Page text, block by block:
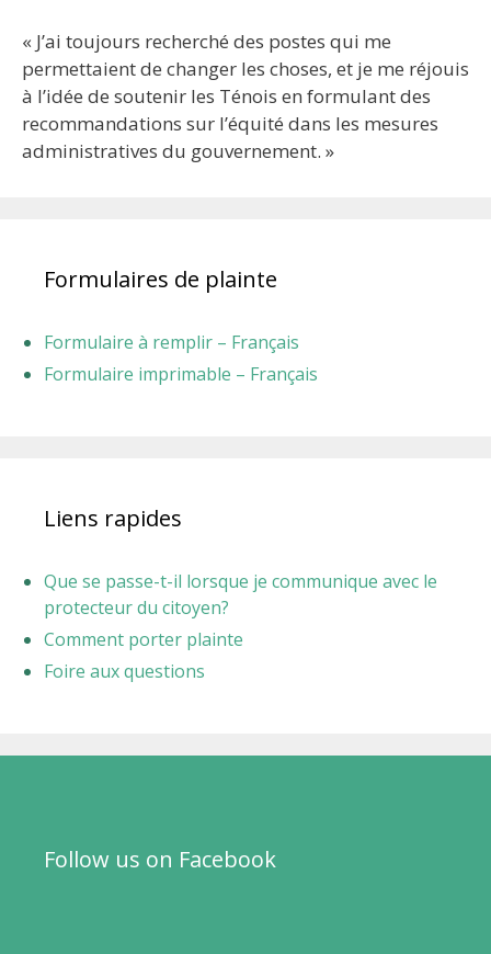
« J’ai toujours recherché des postes qui me
permettaient de changer les choses, et je me réjouis
à l’idée de soutenir les Ténois en formulant des
recommandations sur l’équité dans les mesures
administratives du gouvernement. »
Formulaires de plainte
Formulaire à remplir – Français
Formulaire imprimable – Français
Liens rapides
Que se passe-t-il lorsque je communique avec le
protecteur du citoyen?
Comment porter plainte
Foire aux questions
Follow us on Facebook